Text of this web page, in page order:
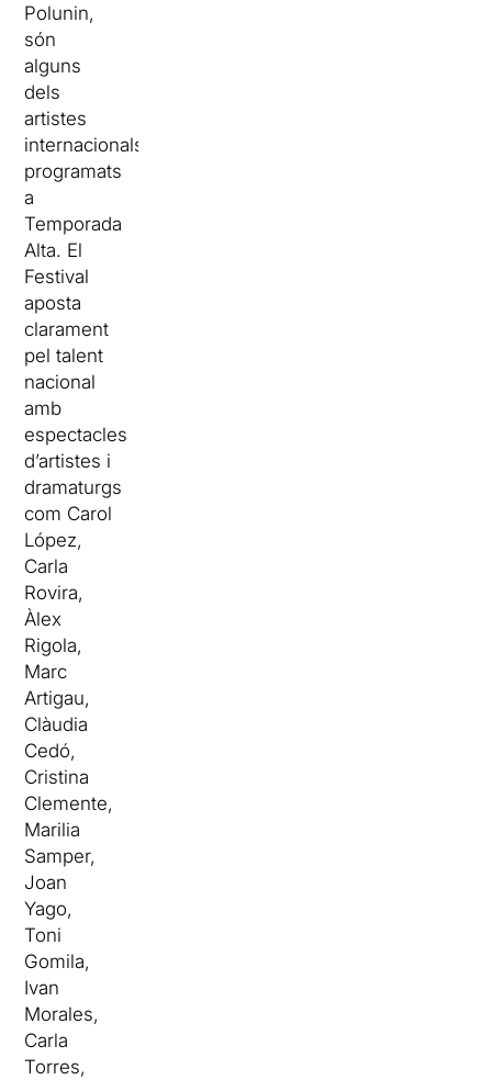
Polunin,
són
alguns
dels
artistes
internacionals
programats
a
Temporada
Alta. El
Festival
aposta
clarament
pel talent
nacional
amb
espectacles
d’artistes i
dramaturgs
com Carol
López,
Carla
Rovira,
Àlex
Rigola,
Marc
Artigau,
Clàudia
Cedó,
Cristina
Clemente,
Marilia
Samper,
Joan
Yago,
Toni
Gomila,
Ivan
Morales,
Carla
Torres,